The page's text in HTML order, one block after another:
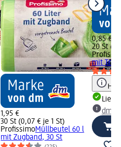
1,95 €
30 St (0,07 € je 1 St)
ProfissimoMüllbeutel 60 l
mit Zugband, 30 St
0,85 €
20 St
mit
dm